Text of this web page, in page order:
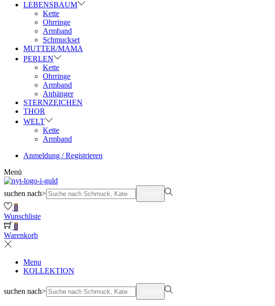
LEBENSBAUM
Kette
Ohrringe
Armband
Schmuckset
MUTTER/MAMA
PERLEN
Kette
Ohrringe
Armband
Anhänger
STERNZEICHEN
THOR
WELT
Kette
Armband
Anmeldung / Registrieren
Menü
suchen nach>
0
Wunschliste
0
Warenkorb
Menu
KOLLEKTION
suchen nach>